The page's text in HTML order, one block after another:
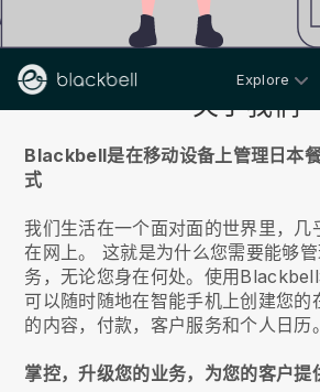
Explore
关于我们
Blackbell是在移动设备上管理日本
式
我们生活在一个面对面的世界里，几
在网上。 这就是为什么您需要能够
务，无论您身在何处。 使用 Blackbell
可以随时随地在智能手机上创建您的
的内容，付款，客户服务和个人日历。
掌控，升级您的业务，为您的客户提